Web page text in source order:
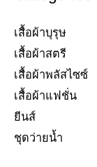
เสื้อผ้าบุรุษ
เสื้อผ้าสตรี​
เสื้อผ้าพลัสไซซ์​
เสื้อผ้าแฟชั่น​
ยีนส์​
ชุดว่ายน้ำ​